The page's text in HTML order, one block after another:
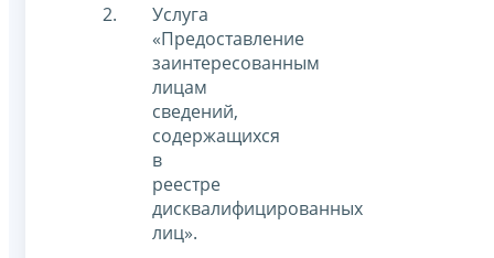
Услуга
«Предоставление
заинтересованным
лицам
сведений,
содержащихся
в
реестре
дисквалифицированных
лиц».